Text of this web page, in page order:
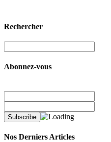
Rechercher
Abonnez-vous
Nos Derniers Articles